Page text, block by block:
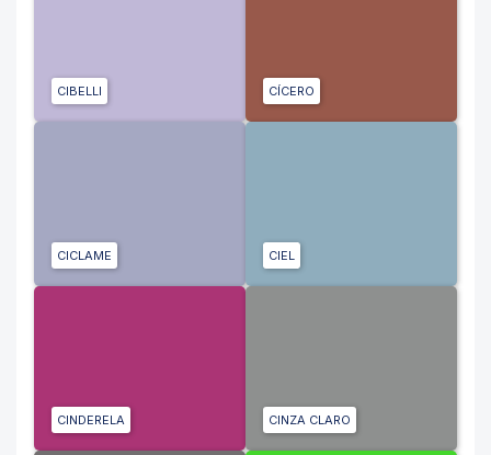
CIBELLI CÍCERO
CICLAME CIEL
CINDERELA CINZA CLARO